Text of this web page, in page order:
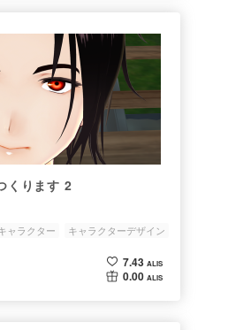
ります 2
ャラクター キャラクターデザイン
7.43 ALIS
0.00 ALIS